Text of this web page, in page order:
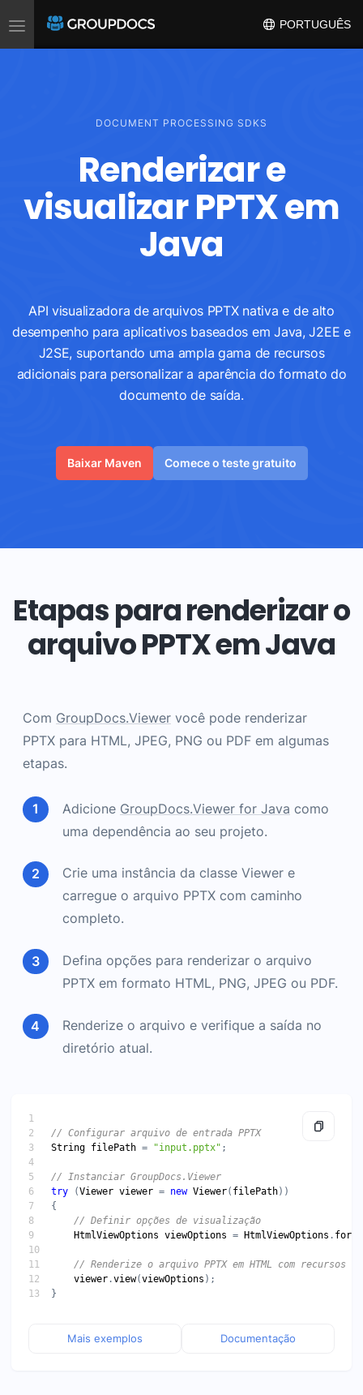
Toggle
navigation
PORTUGUÊS
DOCUMENT PROCESSING SDKS
Renderizar e
visualizar PPTX em
Java
API visualizadora de arquivos PPTX nativa e de alto
desempenho para aplicativos baseados em Java, J2EE e
J2SE, suportando uma ampla gama de recursos
adicionais para personalizar a aparência do formato do
documento de saída.
Baixar Maven Comece o teste gratuito
Etapas para renderizar o
arquivo PPTX em Java
Com GroupDocs.Viewer você pode renderizar
PPTX para HTML, JPEG, PNG ou PDF em algumas
etapas.
Adicione GroupDocs.Viewer for Java como
uma dependência ao seu projeto.
Crie uma instância da classe Viewer e
carregue o arquivo PPTX com caminho
completo.
Defina opções para renderizar o arquivo
PPTX em formato HTML, PNG, JPEG ou PDF.
Renderize o arquivo e verifique a saída no
diretório atual.
String filePath = "input.pptx"
try (Viewer viewer = new Viewer( filePath
HtmlViewOptions viewOptions = HtmlViewOptions .
viewer .view(viewOptions
Mais exemplos Documentação